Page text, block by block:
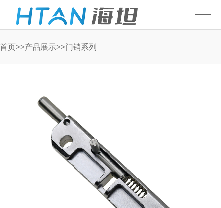
首页>>产品展示>>门销系列